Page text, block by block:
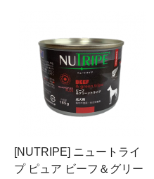
[NUTRIPE] ニュートライ
プ ピュア ビーフ＆グリー